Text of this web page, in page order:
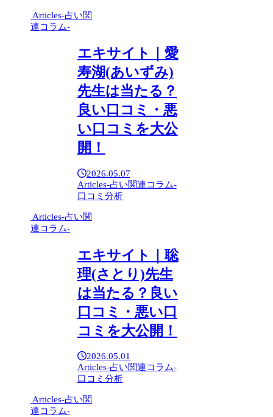
Articles-占い関
連コラム-
エキサイト｜愛
寿湖(あいずみ)
先生は当たる？
良い口コミ・悪
い口コミを大公
開！
2026.05.07
Articles-占い関連コラム-
口コミ分析
Articles-占い関
連コラム-
エキサイト｜聡
理(さとり)先生
は当たる？良い
口コミ・悪い口
コミを大公開！
2026.05.01
Articles-占い関連コラム-
口コミ分析
Articles-占い関
連コラム-